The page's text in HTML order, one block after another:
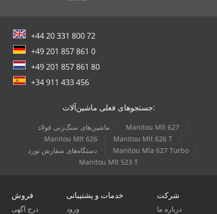
+44 20 331 800 72
+49 201 857 861 0
+49 201 857 861 80
+34 911 433 456
جستجوهای فعلی ماشین‌آلات:
ماشین‌های سنگ‌زنی فولاد
Manitou Mlt 627
Manitou Mlt 626
Manitou Mlt 626 T
دستگاه‌های سفارش نورد
Manitou Mla 627 Turbo
Manitou Mlt 523 T
فروش
درج آگهی
خدمات و پشتیبانی
ورود
شرکت
درباره ما